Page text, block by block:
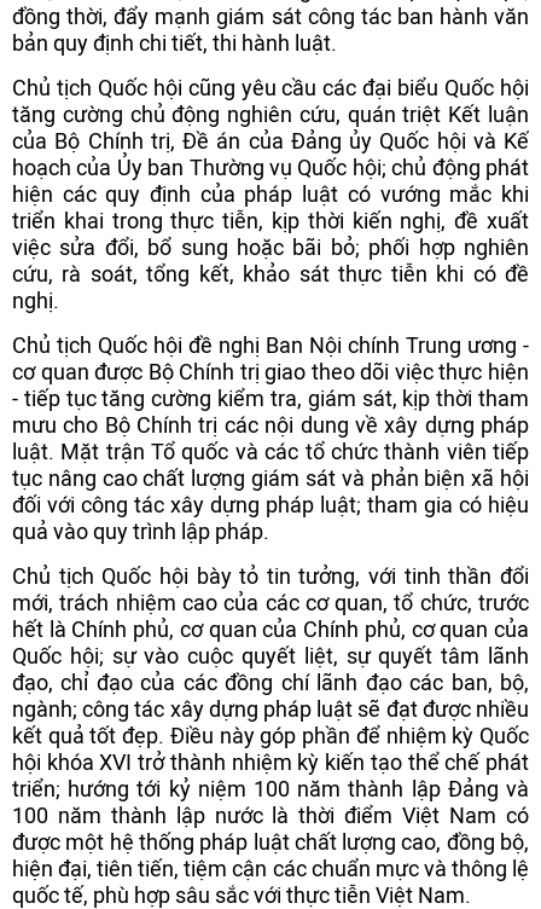
đồng thời, đẩy mạnh giám sát công tác ban hành văn
bản quy định chi tiết, thi hành luật.
Chủ tịch Quốc hội cũng yêu cầu các đại biểu Quốc hội
tăng cường chủ động nghiên cứu, quán triệt Kết luận
của Bộ Chính trị, Đề án của Đảng ủy Quốc hội và Kế
hoạch của Ủy ban Thường vụ Quốc hội; chủ động phát
hiện các quy định của pháp luật có vướng mắc khi
triển khai trong thực tiễn, kịp thời kiến nghị, đề xuất
việc sửa đổi, bổ sung hoặc bãi bỏ; phối hợp nghiên
cứu, rà soát, tổng kết, khảo sát thực tiễn khi có đề
nghị.
Chủ tịch Quốc hội đề nghị Ban Nội chính Trung ương -
cơ quan được Bộ Chính trị giao theo dõi việc thực hiện
- tiếp tục tăng cường kiểm tra, giám sát, kịp thời tham
mưu cho Bộ Chính trị các nội dung về xây dựng pháp
luật. Mặt trận Tổ quốc và các tổ chức thành viên tiếp
tục nâng cao chất lượng giám sát và phản biện xã hội
đối với công tác xây dựng pháp luật; tham gia có hiệu
quả vào quy trình lập pháp.
Chủ tịch Quốc hội bày tỏ tin tưởng, với tinh thần đổi
mới, trách nhiệm cao của các cơ quan, tổ chức, trước
hết là Chính phủ, cơ quan của Chính phủ, cơ quan của
Quốc hội; sự vào cuộc quyết liệt, sự quyết tâm lãnh
đạo, chỉ đạo của các đồng chí lãnh đạo các ban, bộ,
ngành; công tác xây dựng pháp luật sẽ đạt được nhiều
kết quả tốt đẹp. Điều này góp phần để nhiệm kỳ Quốc
hội khóa XVI trở thành nhiệm kỳ kiến tạo thể chế phát
triển; hướng tới kỷ niệm 100 năm thành lập Đảng và
100 năm thành lập nước là thời điểm Việt Nam có
được một hệ thống pháp luật chất lượng cao, đồng bộ,
hiện đại, tiên tiến, tiệm cận các chuẩn mực và thông lệ
quốc tế, phù hợp sâu sắc với thực tiễn Việt Nam.